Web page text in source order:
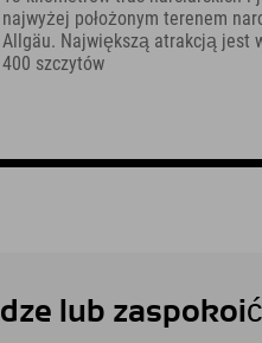
najwyżej położonym terenem
Allgäu. Największą atrakcją jest
400 szczytów
lub